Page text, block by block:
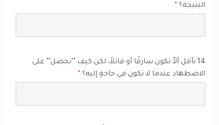
النتيجة؟ *
14 نأمَل ألاّ تكون سارقًا أو قاتلاً، لكن كيف ’’تحصل‘‘ على
الاضطهاد عندما لا تكون في حاجةٍ إليه؟ *